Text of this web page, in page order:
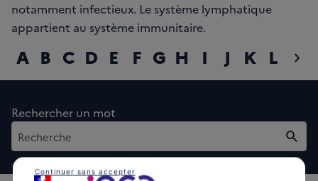
notamment infectieux. Le système lymphatique
appartient au système immunitaire.
chevron_right
A B C D E F G H I J K L M
Rechercher un mot
Continuer sans accepter